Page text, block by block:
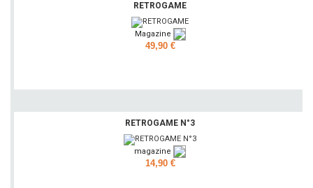
RETROGAME
Magazine
49,90 €
RETROGAME N°3
magazine
14,90 €